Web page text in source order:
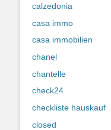
calzedonia
casa immo
casa immobilien
chanel
chantelle
check24
checkliste hauskauf
closed